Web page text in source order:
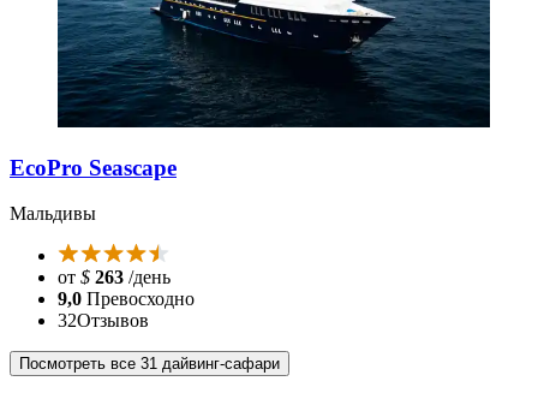
EcoPro Seascape
Мальдивы
от $ 263 /день
9,0 Превосходно
32Отзывов
Посмотреть все 31 дайвинг-сафари